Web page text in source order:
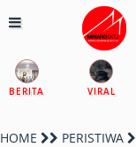
BERITA VIRAL
HOME PERISTIWA